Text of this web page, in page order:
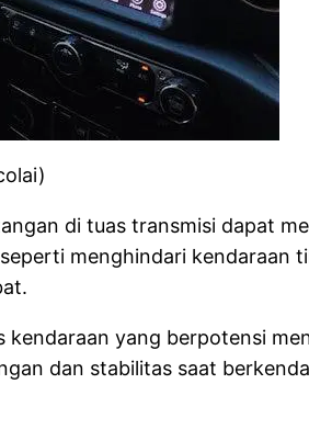
di tuas transmisi dapat
menghindari
yang berpotensi
dan stabilitas saat